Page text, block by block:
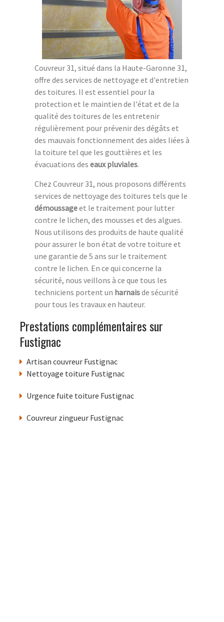
Couvreur 31, situé dans la Haute-Garonne 31,
offre des services de nettoyage et d'entretien
des toitures. Il est essentiel pour la
protection et le maintien de l'état et de la
qualité des toitures de les entretenir
régulièrement pour prévenir des dégâts et
des mauvais fonctionnement des aides liées à
la toiture tel que les gouttières et les
évacuations des eaux pluviales.
Chez Couvreur 31, nous proposons différents
services de nettoyage des toitures tels que le
démoussageet le traitement pour lutter
contre le lichen, des mousses et des algues.
Nous utilisons des produits de haute qualité
pour assurer le bon état de votre toiture et
une garantie de 5 ans sur le traitement
contre le lichen. En ce qui concerne la
sécurité, nous veillons à ce que tous les
techniciens portent un harnaisde sécurité
pour tous les travaux en hauteur.
Prestations complémentaires sur
Fustignac
Artisan couvreur Fustignac
Nettoyage toiture Fustignac
Urgence fuite toiture Fustignac
Couvreur zingueur Fustignac